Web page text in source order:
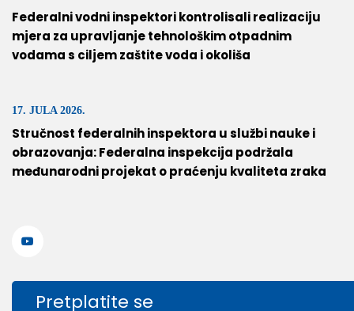
Federalni vodni inspektori kontrolisali realizaciju
mjera za upravljanje tehnološkim otpadnim
vodama s ciljem zaštite voda i okoliša
17. JULA 2026.
Stručnost federalnih inspektora u službi nauke i
obrazovanja: Federalna inspekcija podržala
međunarodni projekat o praćenju kvaliteta zraka
Pretplatite se